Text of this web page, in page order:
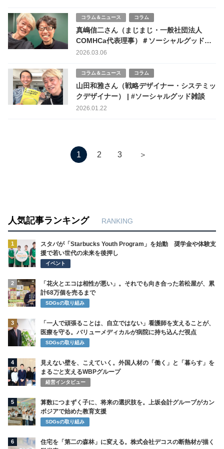
コラム＆ニュース コラム
真嶋信二さん（まじまじ・一般社団法人
COMHCa代表理事）＃ソーシャルグッド雑
談
2026.03.06
コラム＆ニュース コラム
山田和雅さん（戦略デザイナー・システミッ
クデザイナー） | #ソーシャルグッド雑談
2026.01.22
1 2 3 ＞
人気記事ランキング RANKING
1
スタバが「Starbucks Youth Program」を始動 奨学金や体験支
援で若い世代の未来を後押し
イベント
2
「花火とエコは相性が悪い」。それでも向き合った若松屋が、累
計68万個を売るまで
SDGsの取り組み
3
「一人で頑張ることは、自立ではない」看護師を支えることが、
医療を守る。バリューメディカルが病院に持ち込んだ視点
SDGsの取り組み
4
見えない壁を、こえていく。外国人材の「働く」と「暮らす」を
まるごと支えるWBPグループ
経営インタビュー
5
算数につまずく子に、将来の選択肢を。上坂会計グループがカン
ボジアで始めた教育支援
SDGsの取り組み
6
住宅を「第二の森林」に変える。株式会社デコスの断熱材が描く